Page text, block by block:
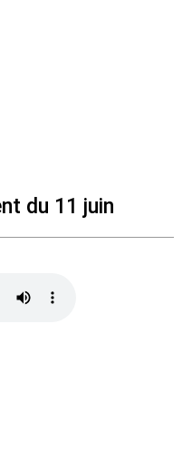
du 11 juin